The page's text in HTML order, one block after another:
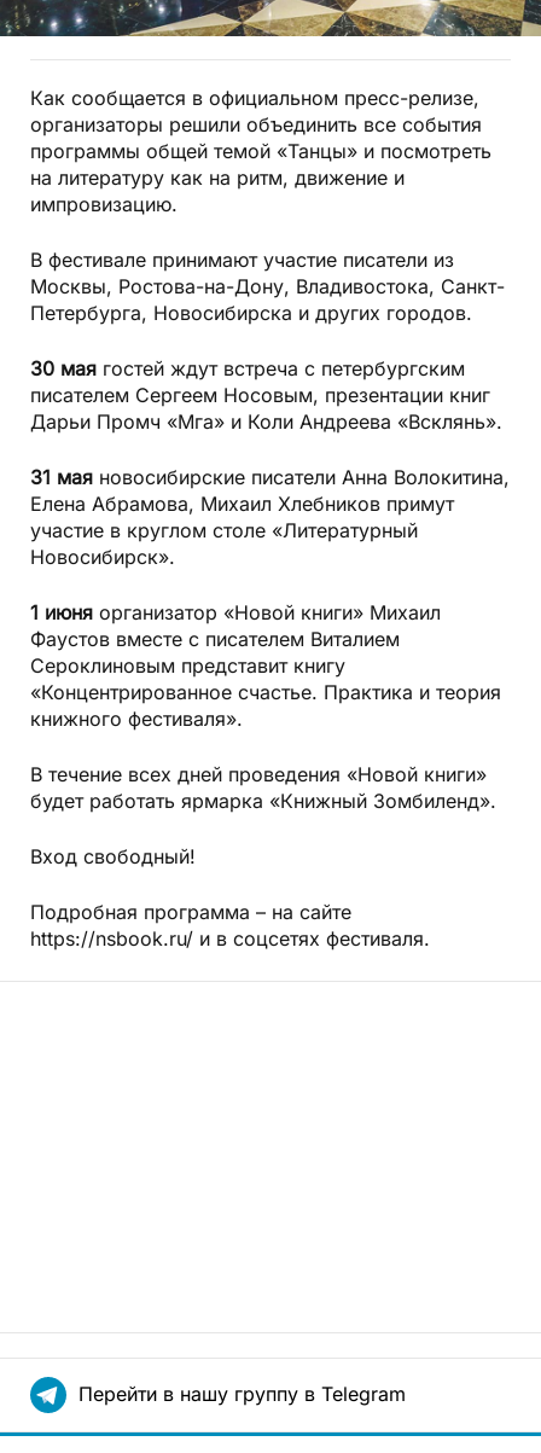
Как сообщается в официальном пресс-релизе,
организаторы решили объединить все события
программы общей темой «Танцы» и посмотреть
на литературу как на ритм, движение и
импровизацию.
В фестивале принимают участие писатели из
Москвы, Ростова-на-Дону, Владивостока, Санкт-
Петербурга, Новосибирска и других городов.
30 мая гостей ждут встреча с петербургским
писателем Сергеем Носовым, презентации книг
Дарьи Промч «Мга» и Коли Андреева «Всклянь».
31 мая новосибирские писатели Анна Волокитина,
Елена Абрамова, Михаил Хлебников примут
участие в круглом столе «Литературный
Новосибирск».
1 июня организатор «Новой книги» Михаил
Фаустов вместе с писателем Виталием
Сероклиновым представит книгу
«Концентрированное счастье. Практика и теория
книжного фестиваля».
В течение всех дней проведения «Новой книги»
будет работать ярмарка «Книжный Зомбиленд».
Вход свободный!
Подробная программа – на сайте
https://nsbook.ru/ и в соцсетях фестиваля.
Перейти в нашу группу в Telegram